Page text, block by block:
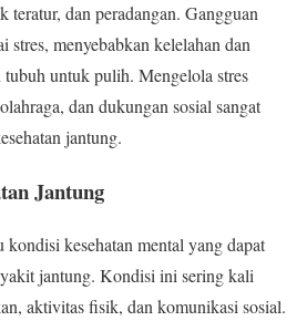
teratur, dan peradangan. Gangguan
stres, menyebabkan kelelahan dan
untuk pulih. Mengelola stres
dan dukungan sosial sangat
jantung.
Jantung
kondisi kesehatan mental yang dapat
jantung. Kondisi ini sering kali
aktivitas fisik, dan komunikasi sosial.